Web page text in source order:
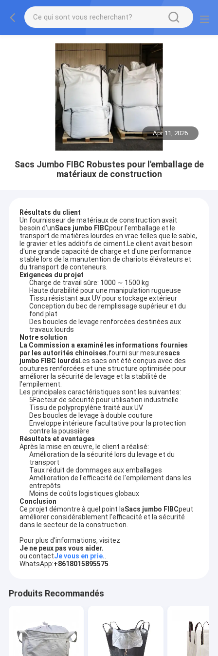
Apr 11, 2026
Sacs Jumbo FIBC Robustes pour l'emballage de
matériaux de construction
Résultats du client
Un fournisseur de matériaux de construction avait
besoin d'unSacs jumbo FIBCpour l'emballage et le
transport de matières lourdes en vrac telles que le sable,
le gravier et les additifs de ciment.Le client avait besoin
d'une grande capacité de charge et d'une performance
stable lors de la manutention de chariots élévateurs et
du transport de conteneurs.
Exigences du projet
Charge de travail sûre: 1000 ∼ 1500 kg
Haute durabilité pour une manipulation rugueuse
Tissu résistant aux UV pour stockage extérieur
Conception du bec de remplissage supérieur et du
fond plat
Des boucles de levage renforcées destinées aux
travaux lourds
Notre solution
La Commission a examiné les informations fournies
par les autorités chinoises.fourni sur mesuresacs
jumbo FIBC lourdsLes sacs ont été conçus avec des
coutures renforcées et une structure optimisée pour
améliorer la sécurité de levage et la stabilité de
l'empilement.
Les principales caractéristiques sont les suivantes:
5Facteur de sécurité pour utilisation industrielle
Tissu de polypropylène traité aux UV
Des boucles de levage à double couture
Enveloppe intérieure facultative pour la protection
contre la poussière
Résultats et avantages
Après la mise en œuvre, le client a réalisé:
Amélioration de la sécurité lors du levage et du
transport
Taux réduit de dommages aux emballages
Amélioration de l'efficacité de l'empilement dans les
entrepôts
Moins de coûts logistiques globaux
Conclusion
Ce projet démontre à quel point laSacs jumbo FIBCpeut
améliorer considérablement l'efficacité et la sécurité
dans le secteur de la construction.
Pour plus d'informations, visitez
Je ne peux pas vous aider.
ou contactJe vous en prie..
WhatsApp:+8618015895575.
Produits Recommandés